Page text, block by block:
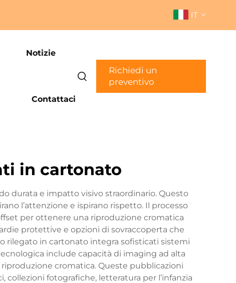
IT
Notizie
Contattaci
Richiedi un
preventivo
in cartonato
durata e impatto visivo straordinario. Questo
l’attenzione e ispirano rispetto. Il processo
per ottenere una riproduzione cromatica
protettive e opzioni di sovraccoperta che
rilegato in cartonato integra sofisticati sistemi
include capacità di imaging ad alta
cromatica. Queste pubblicazioni
fotografiche, letteratura per l’infanzia